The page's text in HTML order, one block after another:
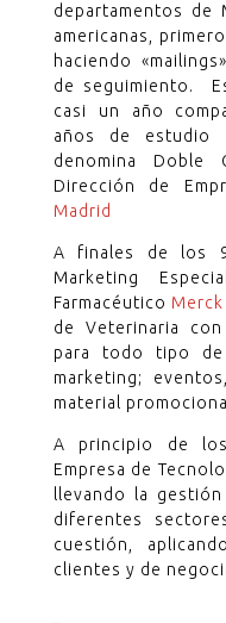
departamentos de
americanas,
haciendo
de seguimiento.
casi un año
años de estudio
denomina Doble
Dirección de
Madrid
A finales de los
Marketing
Farmacéutico
de Veterinaria
para todo tipo de
marketing;
material
A principio de
Empresa de
llevando la
diferentes
cuestión,
clientes y de